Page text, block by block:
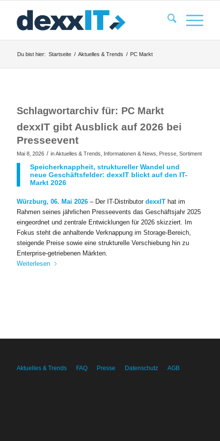
Du bist hier: Startseite / Aktuelles & Trends / PC Markt
Schlagwortarchiv für: PC Markt
dexxIT gibt Ausblick auf 2026 bei
Presseevent
Mai 8, 2026 / inAktuelles & Trends Informationen & News Presse, Sortiment
Speicherknappheit, struktureller Wandel und
neue Geschäftsfelder: dexxIT blickt auf den IT-
Markt 2026
Würzburg, 06. Mai 2026– Der IT-Distributor dexxIThat im
Rahmen seines jährlichen Presseevents das Geschäftsjahr 2025
eingeordnet und zentrale Entwicklungen für 2026 skizziert. Im
Fokus steht die anhaltende Verknappung im Storage-Bereich,
steigende Preise sowie eine strukturelle Verschiebung hin zu
Enterprise-getriebenen Märkten.
Weiterlesen
Aktuelles & Trends FAQ Presse Datenschutz AGB